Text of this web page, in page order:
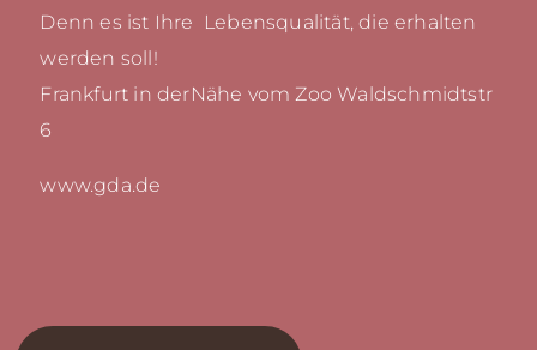
Denn es ist Ihre Lebensqualität, die erhalten
werden soll!
Frankfurt in derNähe vom Zoo Waldschmidtstr
6
www.gda.de